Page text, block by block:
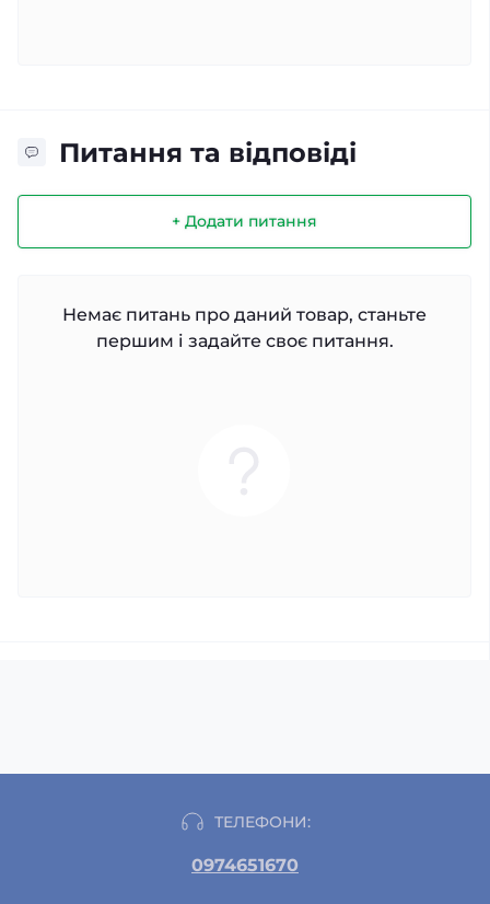
Питання та відповіді
+ Додати питання
Немає питань про даний товар, станьте
першим і задайте своє питання.
ТЕЛЕФОНИ:
0974651670